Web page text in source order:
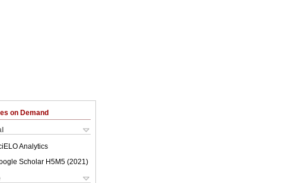
on Demand
Analytics
Scholar H5M5 (2021 )